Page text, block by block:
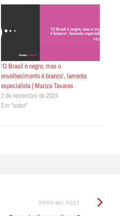
‘O Brasil é negro, mas o
envelhecimento é branco’, lamenta
especialista | Mariza Tavares
2 de novembro de 2024
Em "autor"
PRÓXIMO POST
Próximo